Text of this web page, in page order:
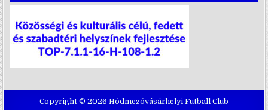
Copyright © 2026 Hódmezővásárhelyi Futball Club